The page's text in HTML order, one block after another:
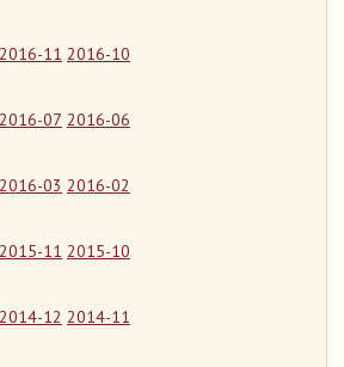
2016-11 2016-10
2016-07 2016-06
2016-03 2016-02
2015-11 2015-10
2014-12 2014-11